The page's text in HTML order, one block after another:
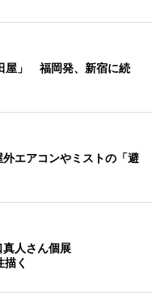
屋」 福岡発、新宿に続
エアコンやミストの「避
人さん個展
く